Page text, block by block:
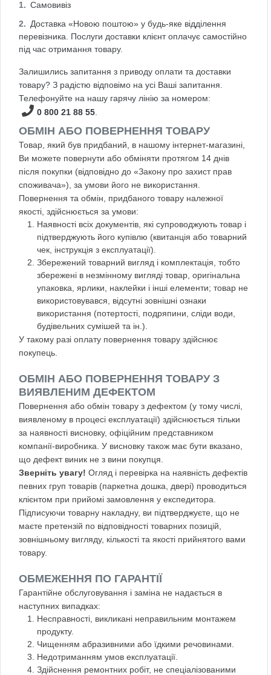
Самовивіз
Доставка «Новою поштою» у будь-яке відділення
перевізника. Послуги доставки клієнт оплачує самостійно
під час отримання товару.
Залишились запитання з приводу оплати та доставки
товару? З радістю відповімо на усі Ваші запитання.
Телефонуйте на нашу гарячу лінію за номером:
0 800 21 88 55
ОБМІН АБО ПОВЕРНЕННЯ ТОВАРУ
Товар, який був придбаний, в нашому інтернет-магазині,
Ви можете повернути або обміняти протягом 14 днів
після покупки (відповідно до «Закону про захист прав
споживача»), за умови його не використання.
Повернення та обмін, придбаного товару належної
якості, здійснюється за умови:
Наявності всіх документів, які супроводжують товар і
підтверджують його купівлю (квитанція або товарний
чек, інструкція з експлуатації).
Збережений товарний вигляд і комплектація, тобто
збережені в незмінному вигляді товар, оригінальна
упаковка, ярлики, наклейки і інші елементи; товар не
використовувався, відсутні зовнішні ознаки
використання (потертості, подряпини, сліди води,
будівельних сумішей та ін.).
У такому разі оплату повернення товару здійснює
покупець.
ОБМІН АБО ПОВЕРНЕННЯ ТОВАРУ З
ВИЯВЛЕНИМ ДЕФЕКТОМ
Повернення або обмін товару з дефектом (у тому числі,
виявленому в процесі експлуатації) здійснюється тільки
за наявності висновку, офіційним представником
компанії-виробника. У висновку також має бути вказано,
що дефект виник не з вини покупця.
Зверніть увагу! Огляд і перевірка на наявність дефектів
певних груп товарів (паркетна дошка, двері) проводиться
клієнтом при прийомі замовлення у експедитора.
Підписуючи товарну накладну, ви підтверджуєте, що не
маєте претензій по відповідності товарних позицій,
зовнішньому вигляду, кількості та якості прийнятого вами
товару.
ОБМЕЖЕННЯ ПО ГАРАНТІЇ
Гарантійне обслуговування і заміна не надається в
наступних випадках:
Несправності, викликані неправильним монтажем
продукту.
Чищенням абразивними або їдкими речовинами.
Недотриманням умов експлуатації.
Здійснення ремонтних робіт, не спеціалізованими